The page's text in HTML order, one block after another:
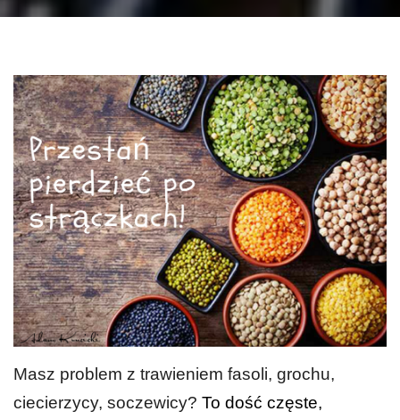
Masz problem z trawieniem fasoli, grochu,
ciecierzycy, soczewicy? To dość częste,